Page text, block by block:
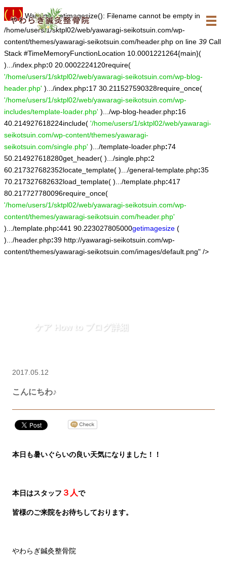
( ! ) Warning: getimagesize(): Filename cannot be empty in
/home/users/1/sktpl02/web/yawaragi-seikotsuin.com/wp-
content/themes/yawaragi-seikotsuin.com/header.php on line 39 Call
Stack #TimeMemoryFunctionLocation 10.0001221264{main}(
).../index.php:0 20.0002224120require(
'/home/users/1/sktpl02/web/yawaragi-seikotsuin.com/wp-blog-
header.php' ).../index.php:17 30.211527590328require_once(
'/home/users/1/sktpl02/web/yawaragi-seikotsuin.com/wp-
includes/template-loader.php' ).../wp-blog-header.php:16
40.214927618224include( '/home/users/1/sktpl02/web/yawaragi-
seikotsuin.com/wp-content/themes/yawaragi-
seikotsuin.com/single.php' ).../template-loader.php:74
50.214927618280get_header( ).../single.php:2
60.217327682352locate_template( ).../general-template.php:35
70.217327682632load_template( ).../template.php:417
80.217727780096require_once(
'/home/users/1/sktpl02/web/yawaragi-seikotsuin.com/wp-
content/themes/yawaragi-seikotsuin.com/header.php'
).../template.php:441 90.223027805000getimagesize (
).../header.php:39 http://yawaragi-seikotsuin.com/wp-
content/themes/yawaragi-seikotsuin.com/images/default.png" />
ケア How to ブログ詳細
2017.05.12
こんにちわ♪
本日も暑いぐらいの良い天気になりました！！
本日はスタッフ ３人で
皆様のご来院をお待ちしております。
やわらぎ鍼灸整骨院